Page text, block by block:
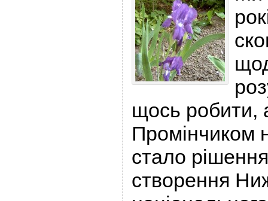
щось робити,
Промінчиком
стало
створення